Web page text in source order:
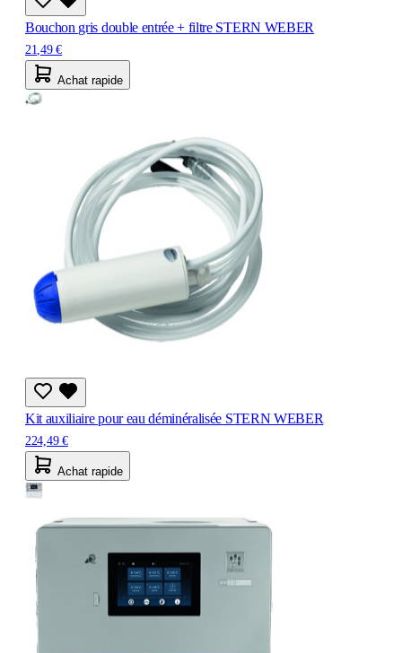
Bouchon gris double entrée + filtre STERN WEBER
21,49 €
Achat rapide
Kit auxiliaire pour eau déminéralisée STERN WEBER
224,49 €
Achat rapide